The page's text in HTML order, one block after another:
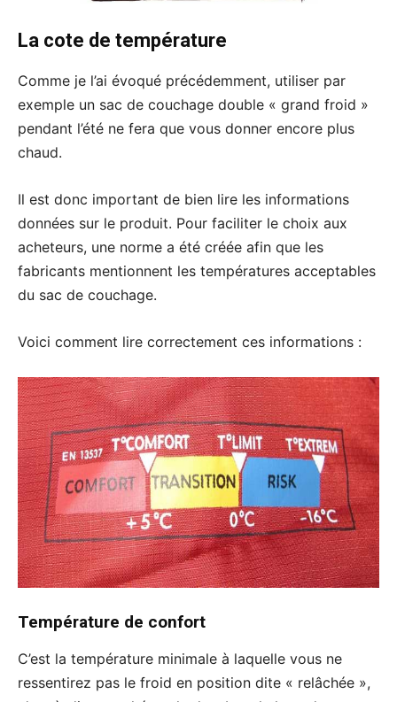
La cote de température
Comme je l’ai évoqué précédemment, utiliser par
exemple un sac de couchage double « grand froid »
pendant l’été ne fera que vous donner encore plus
chaud.
Il est donc important de bien lire les informations
données sur le produit. Pour faciliter le choix aux
acheteurs, une norme a été créée afin que les
fabricants mentionnent les températures acceptables
du sac de couchage.
Voici comment lire correctement ces informations :
Température de confort
C’est la température minimale à laquelle vous ne
ressentirez pas le froid en position dite « relâchée »,